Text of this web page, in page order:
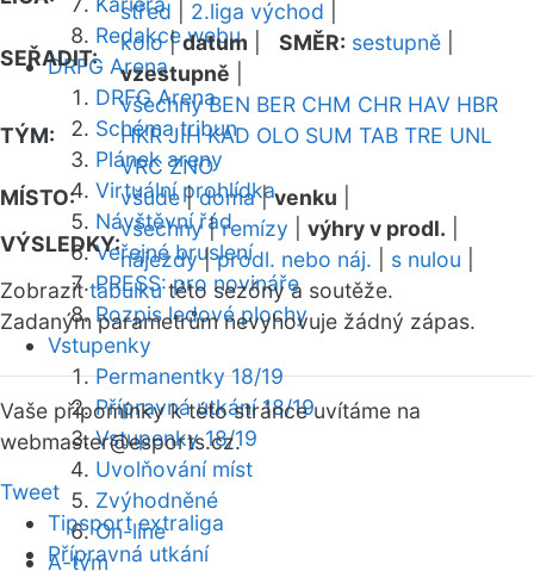
Redakce webu
DRFG Arena
DRFG Arena
Schéma tribun
Plánek areny
Virtuální prohlídka
Návštěvní řád
Veřejné bruslení
PRESS: pro novináře
Rozpis ledové plochy
Vstupenky
Permanentky 18/19
Přípravná utkání 18/19
Vstupenky 18/19
Uvolňování míst
Zvýhodněné
On-line
A-tým
střed
2.liga východ
SEŘADIT:
kolo|datum SMĚR: sestupně
vzestupně
TÝM:
všechny BEN BER CHM CHR HAV HBR
HKR JIH KAD OLO SUM TAB TRE UNL
VRC ZNO
MÍSTO:
všude|doma|venku
VÝSLEDKY:
všechny|remízy výhry v prodl.
nájezdy|prodl. nebo náj. s nulou
Zobrazittabulkutéto sezóny a soutěže.
Zadaným parametrům nevyhovuje žádný zápas.
Vaše připomínky k této stránce uvítáme na
webmaster@esports.cz.
Tweet
Tipsport extraliga
Přípravná utkání